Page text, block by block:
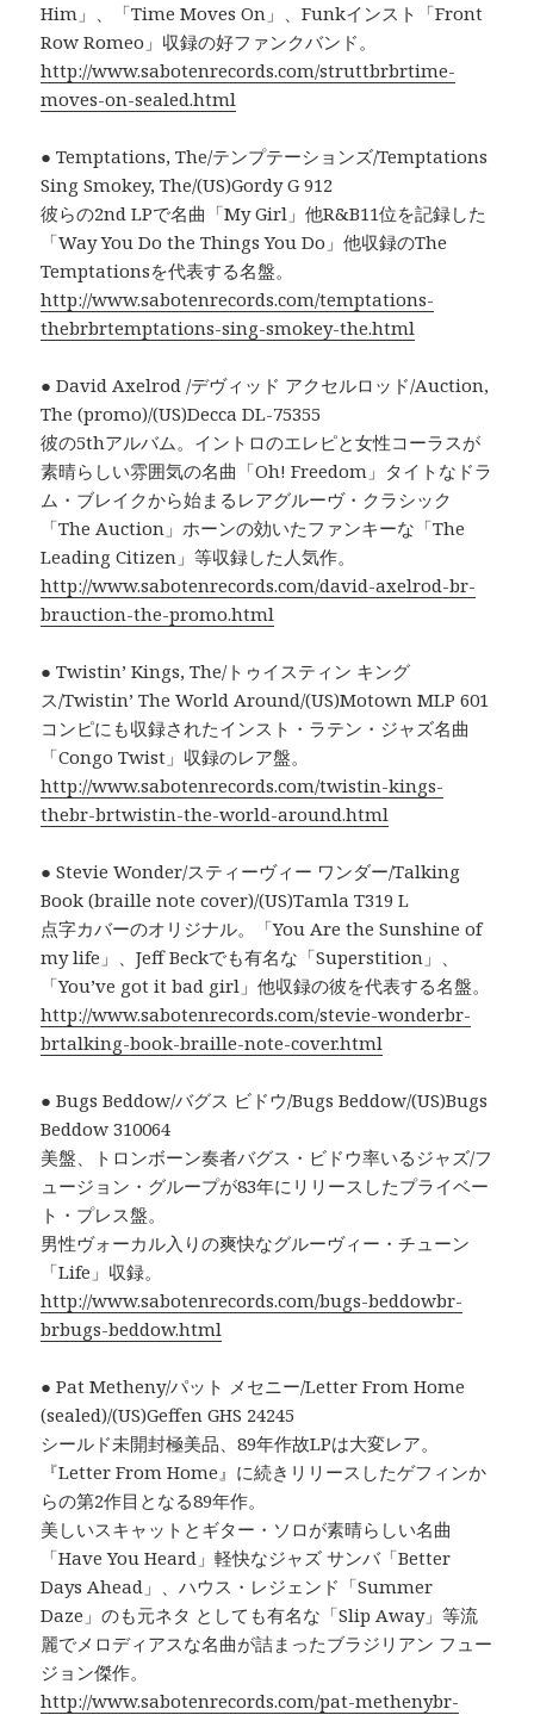
Him」、「Time Moves On」、Funkインスト「Front
Row Romeo」収録の好ファンクバンド。
http://www.sabotenrecords.com/struttbrbrtime-
moves-on-sealed.html
● Temptations, The/テンプテーションズ/Temptations
Sing Smokey, The/(US)Gordy G 912
彼らの2nd LPで名曲「My Girl」他R&B11位を記録した
「Way You Do the Things You Do」他収録のThe
Temptationsを代表する名盤。
http://www.sabotenrecords.com/temptations-
thebrbrtemptations-sing-smokey-the.html
● David Axelrod /デヴィッド アクセルロッド/Auction,
The (promo)/(US)Decca DL-75355
彼の5thアルバム。イントロのエレピと女性コーラスが
素晴らしい雰囲気の名曲「Oh! Freedom」タイトなドラ
ム・ブレイクから始まるレアグルーヴ・クラシック
「The Auction」ホーンの効いたファンキーな「The
Leading Citizen」等収録した人気作。
http://www.sabotenrecords.com/david-axelrod-br-
brauction-the-promo.html
● Twistin’ Kings, The/トゥイスティン キング
ス/Twistin’ The World Around/(US)Motown MLP 601
コンピにも収録されたインスト・ラテン・ジャズ名曲
「Congo Twist」収録のレア盤。
http://www.sabotenrecords.com/twistin-kings-
thebr-brtwistin-the-world-around.html
● Stevie Wonder/スティーヴィー ワンダー/Talking
Book (braille note cover)/(US)Tamla T319 L
点字カバーのオリジナル。「You Are the Sunshine of
my life」、Jeff Beckでも有名な「Superstition」、
「You’ve got it bad girl」他収録の彼を代表する名盤。
http://www.sabotenrecords.com/stevie-wonderbr-
brtalking-book-braille-note-cover.html
● Bugs Beddow/バグス ビドウ/Bugs Beddow/(US)Bugs
Beddow 310064
美盤、トロンボーン奏者バグス・ビドウ率いるジャズ/フ
ュージョン・グループが83年にリリースしたプライベー
ト・プレス盤。
男性ヴォーカル入りの爽快なグルーヴィー・チューン
「Life」収録。
http://www.sabotenrecords.com/bugs-beddowbr-
brbugs-beddow.html
● Pat Metheny/パット メセニー/Letter From Home
(sealed)/(US)Geffen GHS 24245
シールド未開封極美品、89年作故LPは大変レア。
『Letter From Home』に続きリリースしたゲフィンか
らの第2作目となる89年作。
美しいスキャットとギター・ソロが素晴らしい名曲
「Have You Heard」軽快なジャズ サンバ「Better
Days Ahead」、ハウス・レジェンド「Summer
Daze」のも元ネタ としても有名な「Slip Away」等流
麗でメロディアスな名曲が詰まったブラジリアン フュー
ジョン傑作。
http://www.sabotenrecords.com/pat-methenybr-